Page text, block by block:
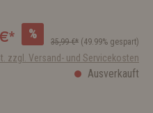
%
35,99 €* (49.99% gespart)
zzgl. Versand- und Servicekosten
Ausverkauft